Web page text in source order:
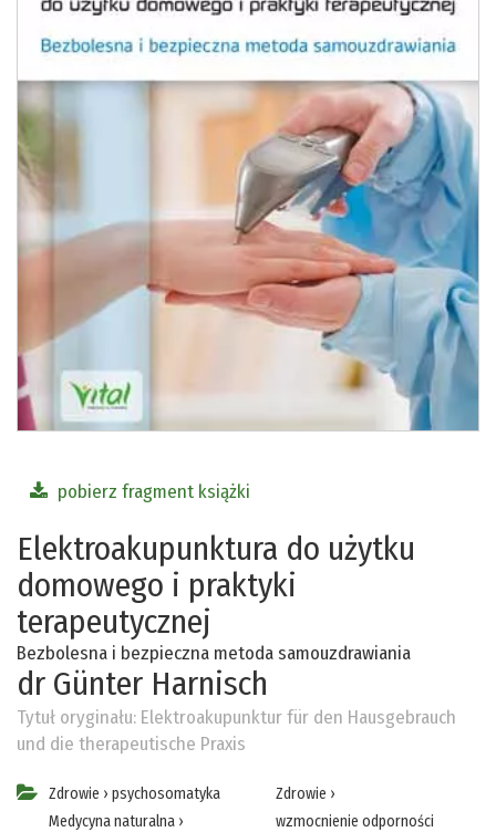
pobierz fragment książki
Elektroakupunktura do użytku
domowego i praktyki
terapeutycznej
Bezbolesna i bezpieczna metoda samouzdrawiania
dr Günter Harnisch
Tytuł oryginału: Elektroakupunktur für den Hausgebrauch
und die therapeutische Praxis
Zdrowie › psychosomatyka
Medycyna naturalna ›
Zdrowie ›
wzmocnienie odporności